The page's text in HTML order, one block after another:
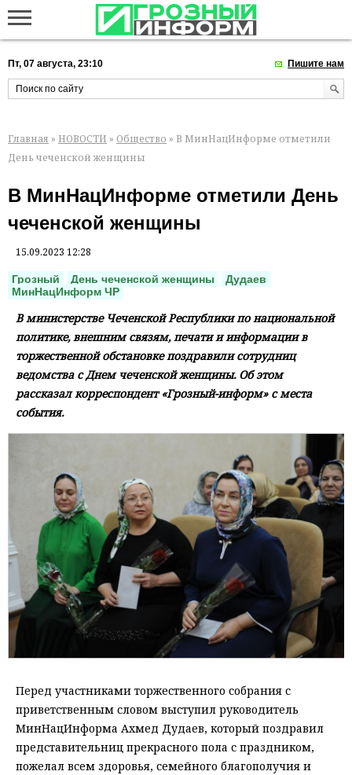
Пт, 07 августа, 23:10 Пишите нам
Главная » НОВОСТИ » Общество » В МинНацИнформе отметили
День чеченской женщины
В МинНацИнформе отметили День
чеченской женщины
15.09.2023 12:28
Грозный День чеченской женщины
Дудаев
МинНацИнформ ЧР
В министерстве Чеченской Республики по национальной
политике, внешним связям, печати и информации в
торжественной обстановке поздравили сотрудниц
ведомства с Днем чеченской женщины. Об этом
рассказал корреспондент «Грозный-информ» с места
события.
Перед участниками торжественного собрания с
приветственным словом выступил руководитель
МинНацИнформа Ахмед Дудаев, который поздравил
представительниц прекрасного пола с праздником,
пожелал всем здоровья, семейного благополучия и